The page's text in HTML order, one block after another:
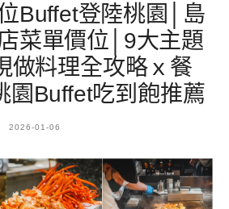
Buffet登陸桃園│島
菜單價位│9大主題
做料理全攻略ｘ餐
園Buffet吃到飽推薦
2026-01-06